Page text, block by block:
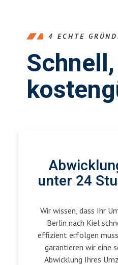
4 ECHTE
unter 24
Wir wissen, dass Ihr
Berlin nach Kiel
effizient erfolgen
garantieren wir eine
Abwicklung Ihres